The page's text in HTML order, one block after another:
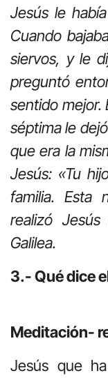
Jesús le
Cuando
siervos, y le
preguntó
sentido mejor.
séptima le
que era la
Jesús: «Tu
familia. Esta
realizó
Galilea.
3.- Qué dice
Meditación-
Jesús que